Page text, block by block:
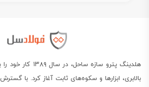
هلدینگ پترو سازه
بالابری، ابزارها و سکوه‌های ثابت آغاز کرد. با